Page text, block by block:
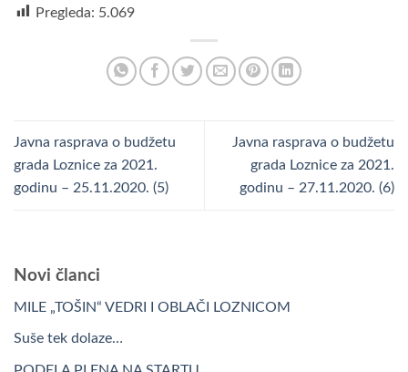
Pregleda: 5.069
Javna rasprava o budžetu
grada Loznice za 2021.
godinu – 25.11.2020. (5)
Javna rasprava o budžetu
grada Loznice za 2021.
godinu – 27.11.2020. (6)
Novi članci
MILE „TOŠIN“ VEDRI I OBLAČI LOZNICOM
Suše tek dolaze…